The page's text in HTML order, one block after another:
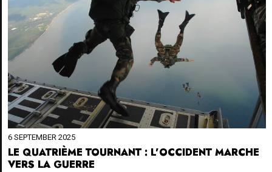
6 SEPTEMBER 2025
LE QUATRIÈME TOURNANT : L’OCCIDENT MARCHE
VERS LA GUERRE